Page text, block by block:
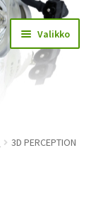
Valikko
3D PERCEPTION